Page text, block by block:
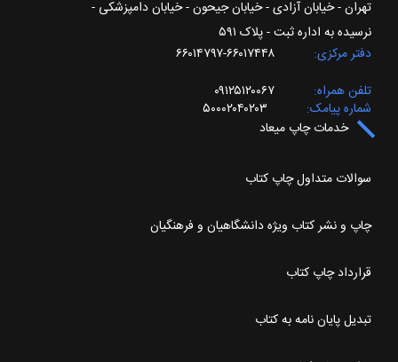
تهران - خیابان آزادی - خیابان جیحون - خیابان دامپزشکی -
نرسیده به اداره ثبت - پلاک ۵۹۱
دفتر مرکزی
۶۶۰۱۷۴۴۸-۶۶۰۱۴۷۹۷
تلفن همراه
۰۹۱۲۵۱۲۰۰۶۷
شماره پیامک
۵۰۰۰۲۰۴۰۲۰۳
خدمات چاپ میعاد
سوالات متداول چاپ کتاب
چاپ و نشر کتاب ویژه دانشگاهیان و فرهنگیان
قرارداد چاپ کتاب
تبدیل پایان نامه به کتاب